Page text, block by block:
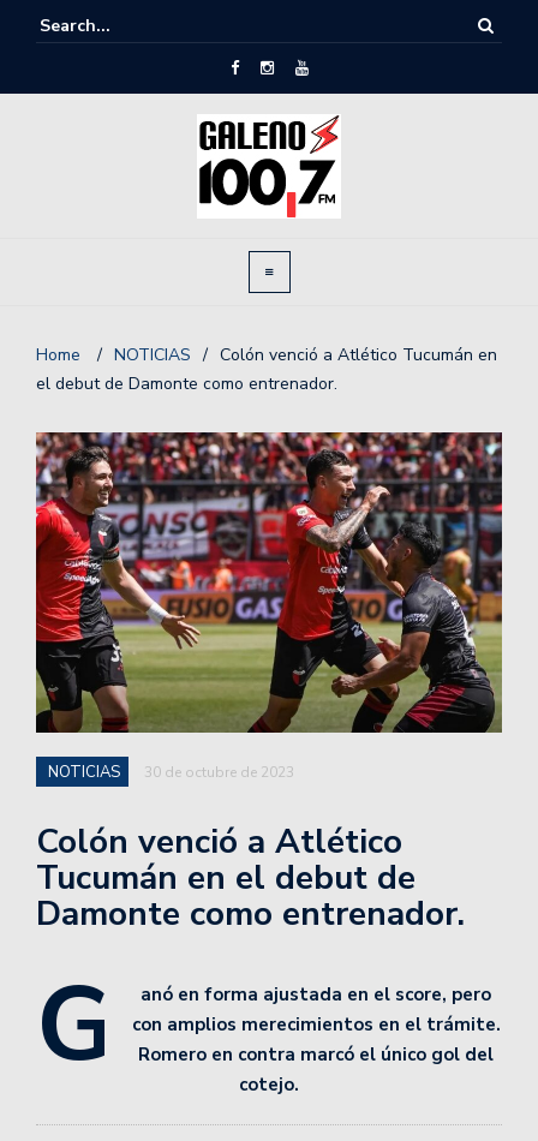
Home / NOTICIAS / Colón venció a Atlético Tucumán en
el debut de Damonte como entrenador.
NOTICIAS 30 de octubre de 2023
Colón venció a Atlético
Tucumán en el debut de
Damonte como entrenador.
G
anó en forma ajustada en el score, pero
con amplios merecimientos en el trámite.
Romero en contra marcó el único gol del
cotejo.